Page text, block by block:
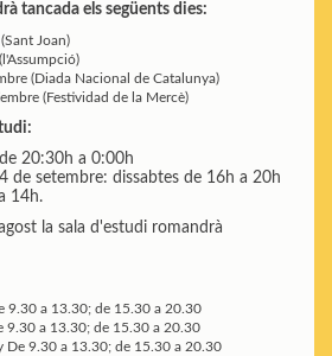
tancada els següents dies:
Joan)
(Diada Nacional de Catalunya)
(Festividad de la Mercè)
20:30h a 0:00h
de setembre: dissabtes de 16h a 20h
14h.
la sala d'estudi romandrà
9.30 a 13.30; de 15.30 a 20.30
9.30 a 13.30; de 15.30 a 20.30
De 9.30 a 13.30; de 15.30 a 20.30